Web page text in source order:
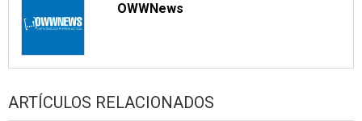
OWWNews
ARTÍCULOS RELACIONADOS